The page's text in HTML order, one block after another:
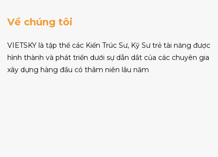
Về chúng tôi
VIETSKY là tập thể các Kiến Trúc Sư, Kỹ Sư trẻ tài năng được
hình thành và phát triển dưới sự dẫn dắt của các chuyên gia
xây dựng hàng đầu có thâm niên lâu năm